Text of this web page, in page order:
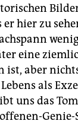
hier zu
eine
ist, aber
als
uns das
Genie-